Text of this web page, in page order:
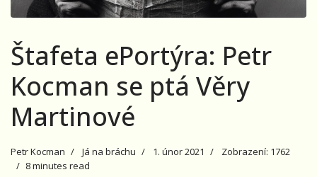
Štafeta ePortýra: Petr
Kocman se ptá Věry
Martinové
Petr Kocman Já na bráchu 1. únor 2021
Zobrazení: 1762
8 minutes read